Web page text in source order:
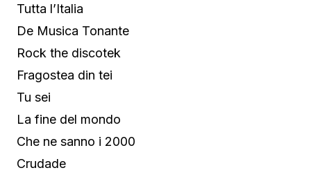
Tutta l’Italia
De Musica Tonante
Rock the discotek
Fragostea din tei
Tu sei
La fine del mondo
Che ne sanno i 2000
Crudade